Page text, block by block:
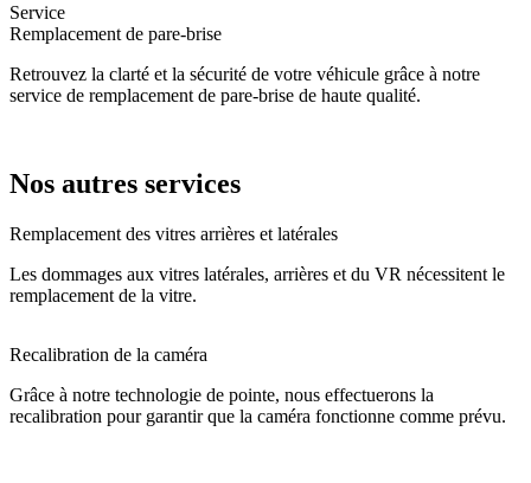
Service
Remplacement de pare-brise
Retrouvez la clarté et la sécurité de votre véhicule grâce à notre
service de remplacement de pare-brise de haute qualité.
Nos autres services
Remplacement des vitres arrières et latérales
Les dommages aux vitres latérales, arrières et du VR nécessitent le
remplacement de la vitre.
Recalibration de la caméra
Grâce à notre technologie de pointe, nous effectuerons la
recalibration pour garantir que la caméra fonctionne comme prévu.